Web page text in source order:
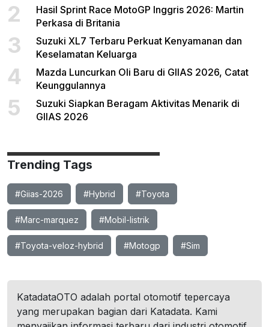
2
Hasil Sprint Race MotoGP Inggris 2026: Martin
Perkasa di Britania
3
Suzuki XL7 Terbaru Perkuat Kenyamanan dan
Keselamatan Keluarga
4
Mazda Luncurkan Oli Baru di GIIAS 2026, Catat
Keunggulannya
5
Suzuki Siapkan Beragam Aktivitas Menarik di
GIIAS 2026
Trending Tags
#Giias-2026 #Hybrid #Toyota
#Marc-marquez #Mobil-listrik
#Toyota-veloz-hybrid #Motogp #Sim
KatadataOTO adalah portal otomotif tepercaya
yang merupakan bagian dari Katadata. Kami